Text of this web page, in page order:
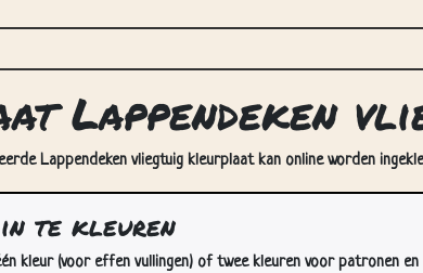
Lappendeken
Lappendeken vliegtuig kleurplaat kan online worden
te kleuren
kleur (voor effen vullingen) of twee kleuren voor patronen en